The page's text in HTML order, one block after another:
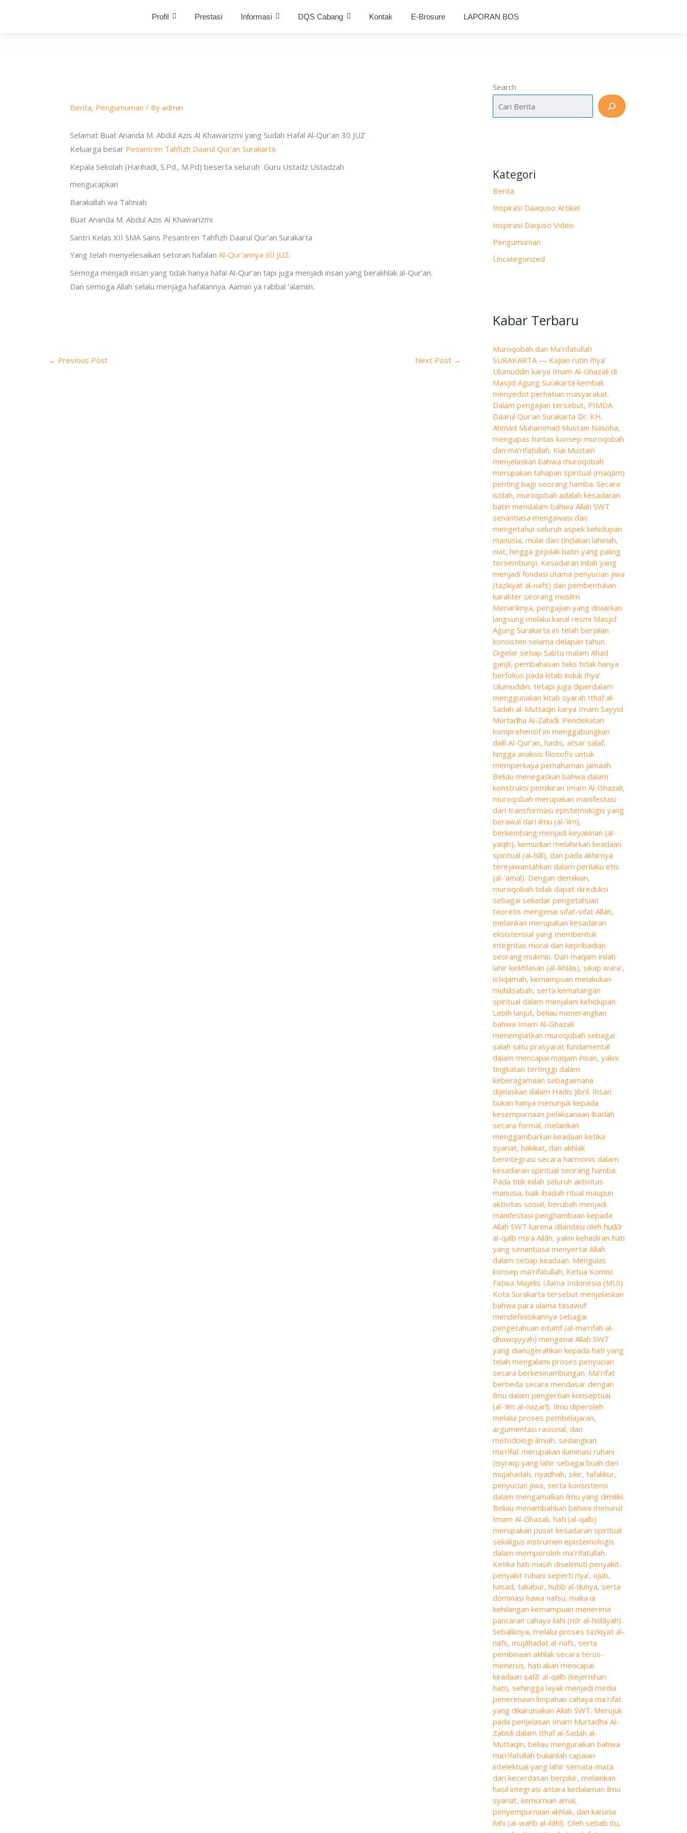
Profil Prestasi Informasi DQS Cabang Kontak E-Brosure LAPORAN BOS
Berita, Pengumuman / By admin
Selamat Buat Ananda M. Abdul Azis Al Khawarizmi yang Sudah Hafal Al-Qur’an 30 JUZ
Keluarga besar Pesantren Tahfizh Daarul Qur’an Surakarta
Kepala Sekolah (Harihadi, S.Pd., M.Pd) beserta seluruh Guru Ustadz Ustadzah
mengucapkan
Barakallah wa Tahniah
Buat Ananda M. Abdul Azis Al Khawarizmi
Santri Kelas XII SMA Sains Pesantren Tahfizh Daarul Qur’an Surakarta
Yang telah menyelesaikan setoran hafalan Al-Qur’annya 30 JUZ.
Semoga menjadi insan yang tidak hanya hafal Al-Qur’an tapi juga menjadi insan yang berakhlak al-Qur’an.
Dan semoga Allah selalu menjaga hafalannya. Aamiin ya rabbal ‘alamiin.
← Previous Post Next Post →
Search
Kategori
Berita
Inspirasi Daaquso Artikel
Inspirasi Daquso Video
Pengumuman
Uncategorized
Kabar Terbaru
Muroqobah dan Ma’rifatullah
SURAKARTA — Kajian rutin Ihya’
Ulumuddin karya Imam Al-Ghazali di
Masjid Agung Surakarta kembali
menyedot perhatian masyarakat.
Dalam pengajian tersebut, PIMDA
Daarul Qur’an Surakarta Dr. KH.
Ahmad Muhammad Mustain Nasoha,
mengupas tuntas konsep muroqobah
dan ma’rifatullah. Kiai Mustain
menjelaskan bahwa muroqobah
merupakan tahapan spiritual (maqām)
penting bagi seorang hamba. Secara
istilah, muroqobah adalah kesadaran
batin mendalam bahwa Allah SWT
senantiasa mengawasi dan
mengetahui seluruh aspek kehidupan
manusia, mulai dari tindakan lahiriah,
niat, hingga gejolak batin yang paling
tersembunyi. Kesadaran inilah yang
menjadi fondasi utama penyucian jiwa
(tazkiyat al-nafs) dan pembentukan
karakter seorang muslim.
Menariknya, pengajian yang disiarkan
langsung melalui kanal resmi Masjid
Agung Surakarta ini telah berjalan
konsisten selama delapan tahun.
Digelar setiap Sabtu malam Ahad
ganjil, pembahasan teks tidak hanya
berfokus pada kitab induk Ihya’
Ulumuddin, tetapi juga diperdalam
menggunakan kitab syarah Ithaf al-
Sadah al-Muttaqin karya Imam Sayyid
Murtadha Al-Zabidi. Pendekatan
komprehensif ini menggabungkan
dalil Al-Qur’an, hadis, atsar salaf,
hingga analisis filosofis untuk
memperkaya pemahaman jamaah.
Beliau menegaskan bahwa dalam
konstruksi pemikiran Imam Al-Ghazali,
muroqobah merupakan manifestasi
dari transformasi epistemologis yang
berawal dari ilmu (al-‘ilm),
berkembang menjadi keyakinan (al-
yaqīn), kemudian melahirkan keadaan
spiritual (al-ḥāl), dan pada akhirnya
terejawantahkan dalam perilaku etis
(al-‘amal). Dengan demikian,
muroqobah tidak dapat direduksi
sebagai sekadar pengetahuan
teoretis mengenai sifat-sifat Allah,
melainkan merupakan kesadaran
eksistensial yang membentuk
integritas moral dan kepribadian
seorang mukmin. Dari maqam inilah
lahir keikhlasan (al-ikhlāṣ), sikap wara’,
istiqamah, kemampuan melakukan
muḥāsabah, serta kematangan
spiritual dalam menjalani kehidupan.
Lebih lanjut, beliau menerangkan
bahwa Imam Al-Ghazali
menempatkan muroqobah sebagai
salah satu prasyarat fundamental
dalam mencapai maqam ihsan, yakni
tingkatan tertinggi dalam
keberagamaan sebagaimana
dijelaskan dalam Hadis Jibril. Ihsan
bukan hanya menunjuk kepada
kesempurnaan pelaksanaan ibadah
secara formal, melainkan
menggambarkan keadaan ketika
syariat, hakikat, dan akhlak
berintegrasi secara harmonis dalam
kesadaran spiritual seorang hamba.
Pada titik inilah seluruh aktivitas
manusia, baik ibadah ritual maupun
aktivitas sosial, berubah menjadi
manifestasi penghambaan kepada
Allah SWT karena dilandasi oleh ḥuḍūr
al-qalb ma’a Allāh, yakni kehadiran hati
yang senantiasa menyertai Allah
dalam setiap keadaan. Mengulas
konsep ma’rifatullah, Ketua Komisi
Fatwa Majelis Ulama Indonesia (MUI)
Kota Surakarta tersebut menjelaskan
bahwa para ulama tasawuf
mendefinisikannya sebagai
pengetahuan intuitif (al-ma’rifah al-
dhawqiyyah) mengenai Allah SWT
yang dianugerahkan kepada hati yang
telah mengalami proses penyucian
secara berkesinambungan. Ma’rifat
berbeda secara mendasar dengan
ilmu dalam pengertian konseptual
(al-‘ilm al-naẓarī). Ilmu diperoleh
melalui proses pembelajaran,
argumentasi rasional, dan
metodologi ilmiah, sedangkan
ma’rifat merupakan iluminasi ruhani
(isyraq) yang lahir sebagai buah dari
mujahadah, riyadhah, zikir, tafakkur,
penyucian jiwa, serta konsistensi
dalam mengamalkan ilmu yang dimiliki.
Beliau menambahkan bahwa menurut
Imam Al-Ghazali, hati (al-qalb)
merupakan pusat kesadaran spiritual
sekaligus instrumen epistemologis
dalam memperoleh ma’rifatullah.
Ketika hati masih diselimuti penyakit-
penyakit ruhani seperti riya’, ujub,
hasad, takabur, hubb al-dunya, serta
dominasi hawa nafsu, maka ia
kehilangan kemampuan menerima
pancaran cahaya ilahi (nūr al-hidāyah).
Sebaliknya, melalui proses tazkiyat al-
nafs, mujāhadat al-nafs, serta
pembinaan akhlak secara terus-
menerus, hati akan mencapai
keadaan ṣafā’ al-qalb (kejernihan
hati), sehingga layak menjadi media
penerimaan limpahan cahaya ma’rifat
yang dikaruniakan Allah SWT. Merujuk
pada penjelasan Imam Murtadha Al-
Zabidi dalam Ithaf al-Sadah al-
Muttaqin, beliau menguraikan bahwa
ma’rifatullah bukanlah capaian
intelektual yang lahir semata-mata
dari kecerdasan berpikir, melainkan
hasil integrasi antara kedalaman ilmu
syariat, kemurnian amal,
penyempurnaan akhlak, dan karunia
ilahi (al-wahb al-ilāhī). Oleh sebab itu,